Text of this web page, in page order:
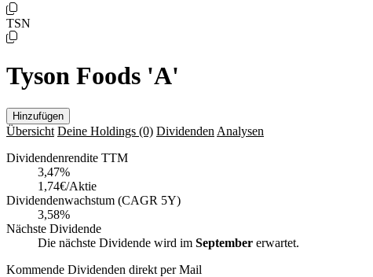
TSN
Tyson Foods 'A'
Hinzufügen
Übersicht Deine Holdings (0) Dividenden Analysen
Dividendenrendite TTM
3,47%
1,74€/Aktie
Dividendenwachstum (CAGR 5Y)
3,58%
Nächste Dividende
Die nächste Dividende wird im September erwartet.
Kommende Dividenden direkt per Mail